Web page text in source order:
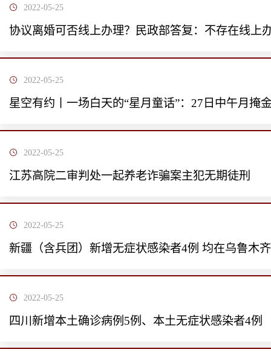
2022-05-25
协议离婚可否线上办理？民政部答复：不存在线上
2022-05-25
星空有约丨一场白天的“星月童话”：27日中午月掩
2022-05-25
江苏高院二审判处一起养老诈骗案主犯无期徒刑
2022-05-25
新疆（含兵团）新增无症状感染者4例 均在乌鲁木
2022-05-25
四川新增本土确诊病例5例、本土无症状感染者4例